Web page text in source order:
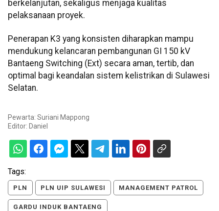
berkelanjutan, sekaligus menjaga kualitas
pelaksanaan proyek.
Penerapan K3 yang konsisten diharapkan mampu
mendukung kelancaran pembangunan GI 150 kV
Bantaeng Switching (Ext) secara aman, tertib, dan
optimal bagi keandalan sistem kelistrikan di Sulawesi
Selatan.
Pewarta: Suriani Mappong
Editor: Daniel
Tags:
PLN PLN UIP SULAWESI MANAGEMENT PATROL
GARDU INDUK BANTAENG